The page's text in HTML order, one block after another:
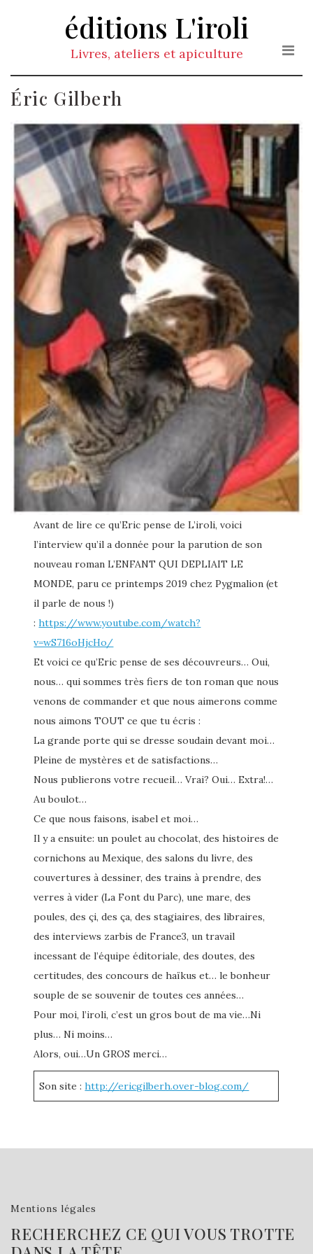
éditions L'iroli
Livres, ateliers et apiculture
Éric Gilberh
Avant de lire ce qu’Eric pense de L’iroli, voici
l’interview qu’il a donnée pour la parution de son
nouveau roman L’ENFANT QUI DEPLIAIT LE
MONDE, paru ce printemps 2019 chez Pygmalion (et
il parle de nous !)
:https://www.youtube.com/watch?
v=wS716oHjcHo/
Et voici ce qu’Eric pense de ses découvreurs… Oui,
nous… qui sommes très fiers de ton roman que nous
venons de commander et que nous aimerons comme
nous aimons TOUT ce que tu écris :
La grande porte qui se dresse soudain devant moi…
Pleine de mystères et de satisfactions…
Nous publierons votre recueil… Vrai? Oui… Extra!…
Au boulot…
Ce que nous faisons, isabel et moi…
Il y a ensuite: un poulet au chocolat, des histoires de
cornichons au Mexique, des salons du livre, des
couvertures à dessiner, des trains à prendre, des
verres à vider (La Font du Parc), une mare, des
poules, des çi, des ça, des stagiaires, des libraires,
des interviews zarbis de France3, un travail
incessant de l’équipe éditoriale, des doutes, des
certitudes, des concours de haïkus et… le bonheur
souple de se souvenir de toutes ces années…
Pour moi, l’iroli, c’est un gros bout de ma vie…Ni
plus… Ni moins…
Alors, oui…Un GROS merci…
Son site :http://ericgilberh.over-blog.com/
Mentions légales
RECHERCHEZ CE QUI VOUS TROTTE